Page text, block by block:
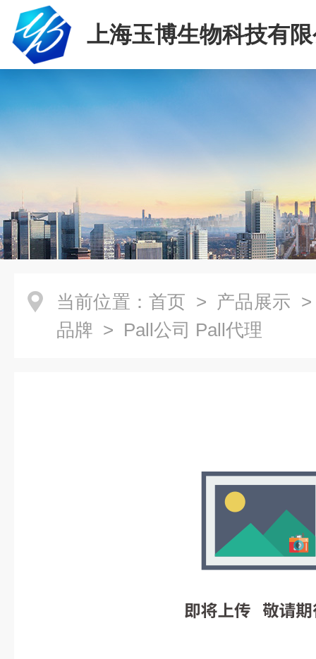
上海玉博生物科技有
当前位置： 首页 > 产品展示
品牌 > Pall公司 Pall代理